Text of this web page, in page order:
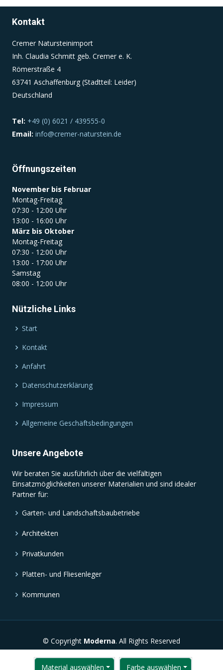
Material auswählen Farbe auswählen
Kontakt
Cremer Natursteinimport
Inh. Claudia Schmitt geb. Cremer e. K.
Römerstraße 4
63741 Aschaffenburg (Stadtteil: Leider)
Deutschland
Tel: +49 (0) 6021 / 439555-0
Email: info@cremer-naturstein.de
Öffnungszeiten
November bis Februar
Montag-Freitag
07:30 - 12:00 Uhr
13:00 - 16:00 Uhr
März bis Oktober
Montag-Freitag
07:30 - 12:00 Uhr
13:00 - 17:00 Uhr
Samstag
08:00 - 12:00 Uhr
Nützliche Links
Start
Kontakt
Anfahrt
Datenschutzerklärung
Impressum
Allgemeine Geschäftsbedingungen
Unsere Angebote
Wir beraten Sie ausführlich über die vielfältigen
Einsatzmöglichkeiten unserer Materialien und sind idealer
Partner für:
Garten- und Landschaftsbaubetriebe
Architekten
Privatkunden
Platten- und Fliesenleger
Kommunen
© Copyright Moderna. All Rights Reserved
Einverständnis-Cookie
Name:
cookie_consent
Dieser Cookie speichert die ausgewählten
Einverständnis-Optionen des Benutzers
1 Jahr